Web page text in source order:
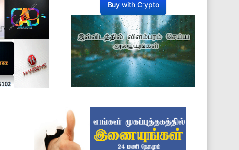
Buy with Crypto